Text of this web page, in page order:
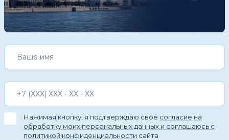
Нажимая кнопку, я подтверждаю свое согласие на
обработку моих персональных данных и соглашаюсь с
политикой конфиденциальности сайта